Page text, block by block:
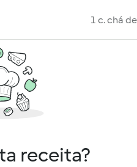
1 c. chá de
receita?